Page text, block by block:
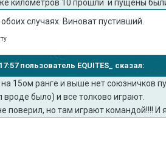
километров 10 прошли и пущены
случаях. Виноват пустивший.
пользователь EQUITES_ сказал:
15ом ранге и выше нет союзничков
было) и все толково играют.
поверил, но там играют командой!!!!